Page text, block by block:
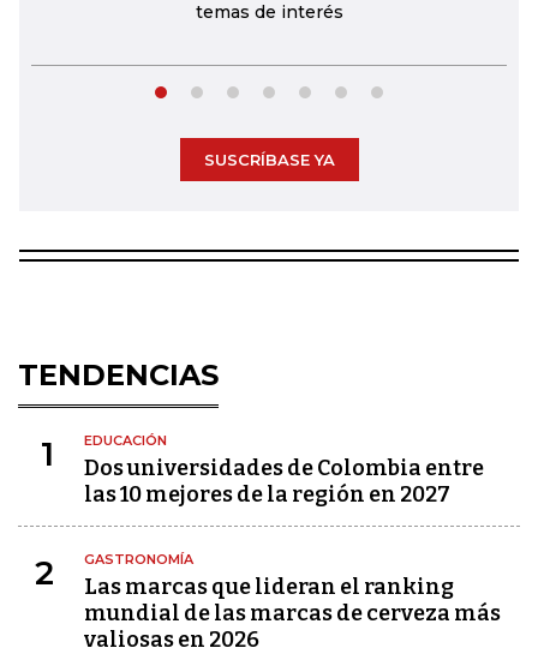
temas de interés
SUSCRÍBASE YA
TENDENCIAS
1 EDUCACIÓN
Dos universidades de Colombia entre
las 10 mejores de la región en 2027
2 GASTRONOMÍA
Las marcas que lideran el ranking
mundial de las marcas de cerveza más
valiosas en 2026